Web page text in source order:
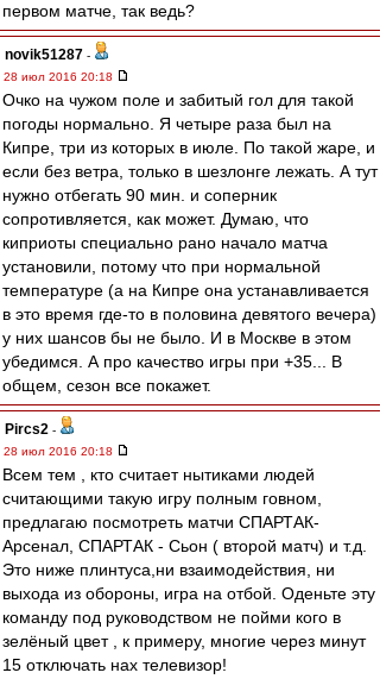
первом матче, так ведь?
novik51287 -
28 июл 2016 20:18
Очко на чужом поле и забитый гол для такой
погоды нормально. Я четыре раза был на
Кипре, три из которых в июле. По такой жаре, и
если без ветра, только в шезлонге лежать. А тут
нужно отбегать 90 мин. и соперник
сопротивляется, как может. Думаю, что
киприоты специально рано начало матча
установили, потому что при нормальной
температуре (а на Кипре она устанавливается
в это время где-то в половина девятого вечера)
у них шансов бы не было. И в Москве в этом
убедимся. А про качество игры при +35... В
общем, сезон все покажет.
Pircs2 -
28 июл 2016 20:18
Всем тем , кто считает нытиками людей
считающими такую игру полным говном,
предлагаю посмотреть матчи СПАРТАК-
Арсенал, СПАРТАК - Сьон ( второй матч) и т.д.
Это ниже плинтуса,ни взаимодействия, ни
выхода из обороны, игра на отбой. Оденьте эту
команду под руководством не пойми кого в
зелёный цвет , к примеру, многие через минут
15 отключать нах телевизор!